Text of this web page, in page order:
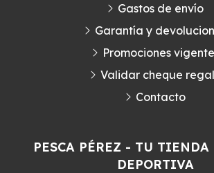
PESCA PÉREZ - TU TIENDA
DEPORTIVA
Gastos de envío
Garantía y
Promociones
Validar cheque
Contacto